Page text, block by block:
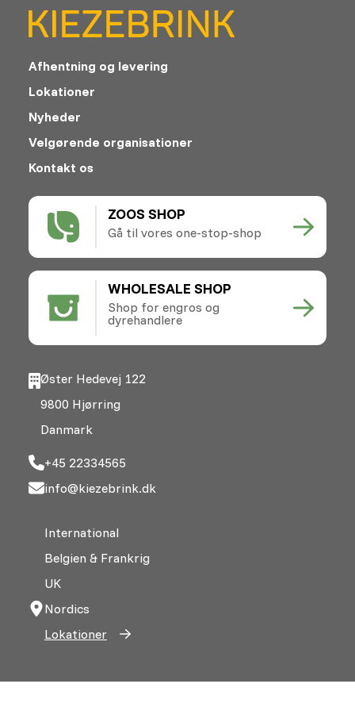
ZOOS SHOP
Gå til vores one-stop-shop
WHOLESALE SHOP
Shop for engros og
dyrehandlere
Afhentning og levering
Lokationer
Nyheder
Velgørende organisationer
Kontakt os
Øster Hedevej 122
9800 Hjørring
Danmark
+45 22334565
info@kiezebrink.dk
International
Belgien & Frankrig
UK
Nordics
Lokationer